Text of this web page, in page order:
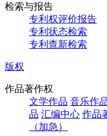
检索与报告
专利权评价报告
专利状态检索
专利查新检索
版权
作品著作权
文学作品 音乐作
品 汇编中心 作品
（加急）